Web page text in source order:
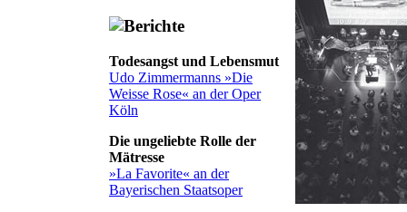
Todesangst und Lebensmut
Udo Zimmermanns »Die
Weisse Rose« an der Oper
Köln
Die ungeliebte Rolle der
Mätresse
»La Favorite« an der
Bayerischen Staatsoper